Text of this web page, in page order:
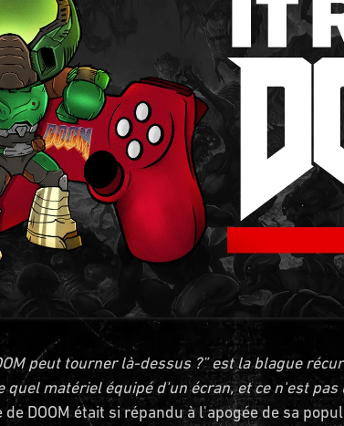
peut tourner là-dessus ?” est la blague
quel matériel équipé d'un écran, et ce n'est pas
DOOM était si répandu à l'apogée de sa